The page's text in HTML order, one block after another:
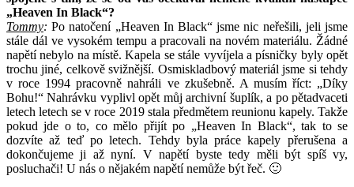
„Heaven In Black“?
Tommy: Po natočení „Heaven In Black“ jsme nic neřešili, jeli jsme
stále dál ve vysokém tempu a pracovali na novém materiálu. Žádné
napětí nebylo na místě. Kapela se stále vyvíjela a písničky byly opět
trochu jiné, celkově svižnější. Osmiskladbový materiál jsme si tehdy
v roce 1994 pracovně nahráli ve zkušebně. A musím říct: „Díky
Bohu!“ Nahrávku vyplivl opět můj archivní šuplík, a po pětadvaceti
letech letech se v roce 2019 stala předmětem reunionu kapely. Takže
pokud jde o to, co mělo přijít po „Heaven In Black“, tak to se
dozvíte až teď po letech. Tehdy byla práce kapely přerušena a
dokončujeme ji až nyní. V napětí byste tedy měli být spíš vy,
posluchači! U nás o nějakém napětí nemůže být řeč. 🙂